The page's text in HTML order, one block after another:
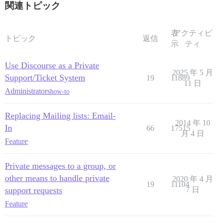
関連トピック
トピック 返信
表
示
アクティビ
ティ
Use Discourse as a Private
Support/Ticket System
Administratorshow-to
19 11889
2025 年 5 月
11 日
Replacing Mailing lists: Email-
In
Feature
66 17515
2014 年 10
月 4 日
Private messages to a group, or
other means to handle private
support requests
Feature
19 11104
2020 年 4 月
7 日